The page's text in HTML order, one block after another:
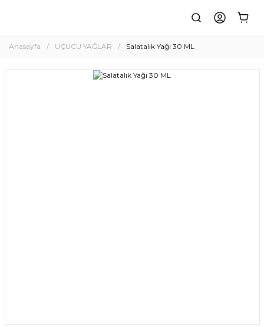
Anasayfa UÇUCU YAĞLAR Salatalık Yağı 30 ML